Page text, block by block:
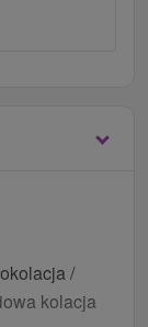
/
kolacja